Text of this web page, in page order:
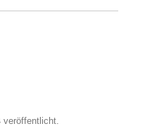
veröffentlicht.